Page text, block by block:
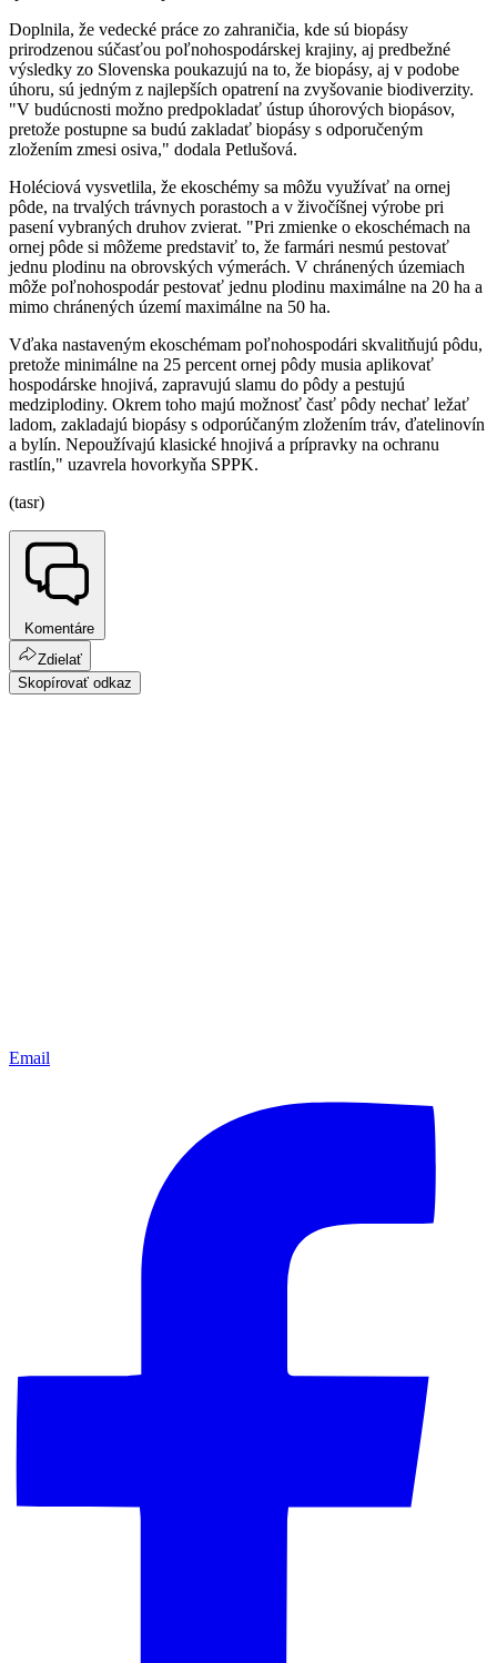
Doplnila, že vedecké práce zo zahraničia, kde sú biopásy
prirodzenou súčasťou poľnohospodárskej krajiny, aj predbežné
výsledky zo Slovenska poukazujú na to, že biopásy, aj v podobe
úhoru, sú jedným z najlepších opatrení na zvyšovanie biodiverzity.
"V budúcnosti možno predpokladať ústup úhorových biopásov,
pretože postupne sa budú zakladať biopásy s odporučeným
zložením zmesi osiva," dodala Petlušová.
Holéciová vysvetlila, že ekoschémy sa môžu využívať na ornej
pôde, na trvalých trávnych porastoch a v živočíšnej výrobe pri
pasení vybraných druhov zvierat. "Pri zmienke o ekoschémach na
ornej pôde si môžeme predstaviť to, že farmári nesmú pestovať
jednu plodinu na obrovských výmerách. V chránených územiach
môže poľnohospodár pestovať jednu plodinu maximálne na 20 ha a
mimo chránených území maximálne na 50 ha.
Vďaka nastaveným ekoschémam poľnohospodári skvalitňujú pôdu,
pretože minimálne na 25 percent ornej pôdy musia aplikovať
hospodárske hnojivá, zapravujú slamu do pôdy a pestujú
medziplodiny. Okrem toho majú možnosť časť pôdy nechať ležať
ladom, zakladajú biopásy s odporúčaným zložením tráv, ďatelinovín
a bylín. Nepoužívajú klasické hnojivá a prípravky na ochranu
rastlín," uzavrela hovorkyňa SPPK.
(tasr)
Komentáre
Zdielať
Skopírovať odkaz
Email